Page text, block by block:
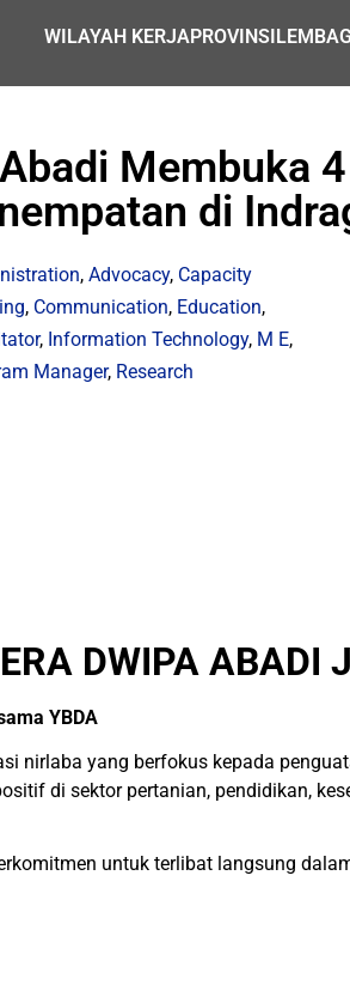
WILAYAH KERJAPROVINSI
Membuka
di
,Advocacy, Capacity
, Communication, Education,
, Information Technology, M E,
Manager, Research
DWIPA ABADI
YBDA
nirlaba yang berfokus kepada
di sektor pertanian, pendidikan,
untuk terlibat langsung